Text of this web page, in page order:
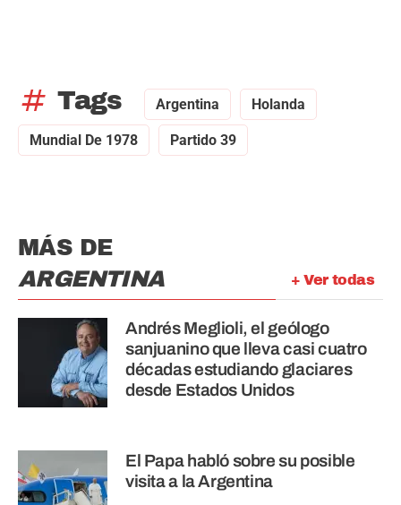
tag Tags Argentina Holanda
Mundial De 1978 Partido 39
+ Ver todas
MÁS DE
ARGENTINA
Andrés Meglioli, el geólogo
sanjuanino que lleva casi cuatro
décadas estudiando glaciares
desde Estados Unidos
El Papa habló sobre su posible
visita a la Argentina